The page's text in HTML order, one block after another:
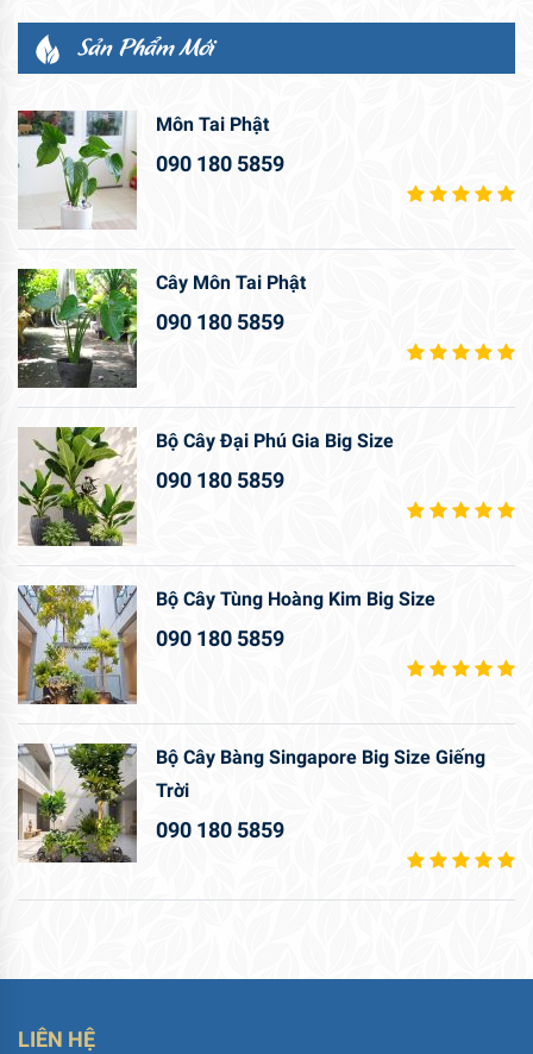
Sản Phẩm Mới
Môn Tai Phật
090 180 5859
Cây Môn Tai Phật
090 180 5859
Bộ Cây Đại Phú Gia Big Size
090 180 5859
Bộ Cây Tùng Hoàng Kim Big Size
090 180 5859
Bộ Cây Bàng Singapore Big Size Giếng
Trời
090 180 5859
LIÊN HỆ